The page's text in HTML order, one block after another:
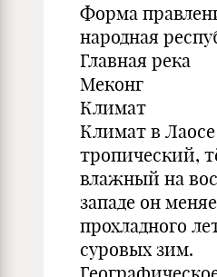
Форма
народная
Главная река
Меконг
Климат
Климат в Лаосе
тропический,
влажный на
западе он
прохладного
суровых зим.